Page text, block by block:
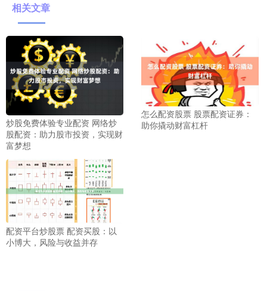
相关文章
炒股免费体验专业配资 网络炒
股配资：助力股市投资，实现财
富梦想
怎么配资股票 股票配资证券：
助你撬动财富杠杆
配资平台炒股票 配资买股：以
小博大，风险与收益并存